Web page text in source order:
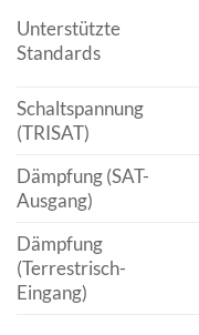
Unterstützte
Standards
Schaltspannung
(TRISAT)
Dämpfung (SAT-
Ausgang)
Dämpfung
(Terrestrisch-
Eingang)